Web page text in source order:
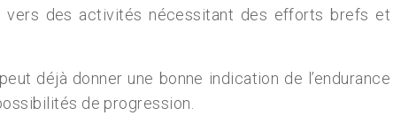
vers des activités nécessitant des efforts brefs et
déjà donner une bonne indication de l’endurance
de progression.